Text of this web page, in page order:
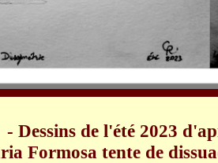
Dessins de l'été 2023
Formosa tente de